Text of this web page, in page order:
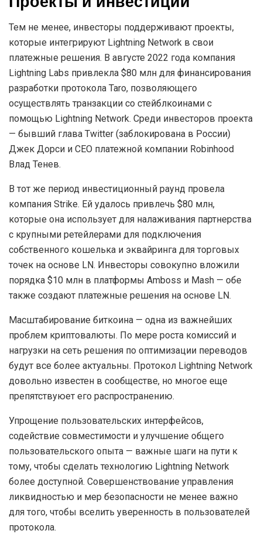
Тем не менее, инвесторы поддерживают проекты,
которые интегрируют Lightning Network в свои
платежные решения. В августе 2022 года компания
Lightning Labs привлекла $80 млн для финансирования
разработки протокола Taro, позволяющего
осуществлять транзакции со стейблкоинами с
помощью Lightning Network. Среди инвесторов проекта
— бывший глава Twitter (заблокирована в России)
Джек Дорси и CEO платежной компании Robinhood
Влад Тенев.
В тот же период инвестиционный раунд провела
компания Strike. Ей удалось привлечь $80 млн,
которые она использует для налаживания партнерства
с крупными ретейлерами для подключения
собственного кошелька и эквайринга для торговых
точек на основе LN. Инвесторы совокупно вложили
порядка $10 млн в платформы Amboss и Mash — обе
также создают платежные решения на основе LN.
Масштабирование биткоина — одна из важнейших
проблем криптовалюты. По мере роста комиссий и
нагрузки на сеть решения по оптимизации переводов
будут все более актуальны. Протокол Lightning Network
довольно известен в сообществе, но многое еще
препятствуюет его распространению.
Упрощение пользовательских интерфейсов,
содействие совместимости и улучшение общего
пользовательского опыта — важные шаги на пути к
тому, чтобы сделать технологию Lightning Network
более доступной. Совершенствование управления
ликвидностью и мер безопасности не менее важно
для того, чтобы вселить уверенность в пользователей
протокола.